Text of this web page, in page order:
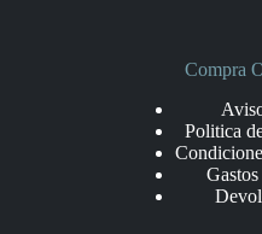
Compra
Politica